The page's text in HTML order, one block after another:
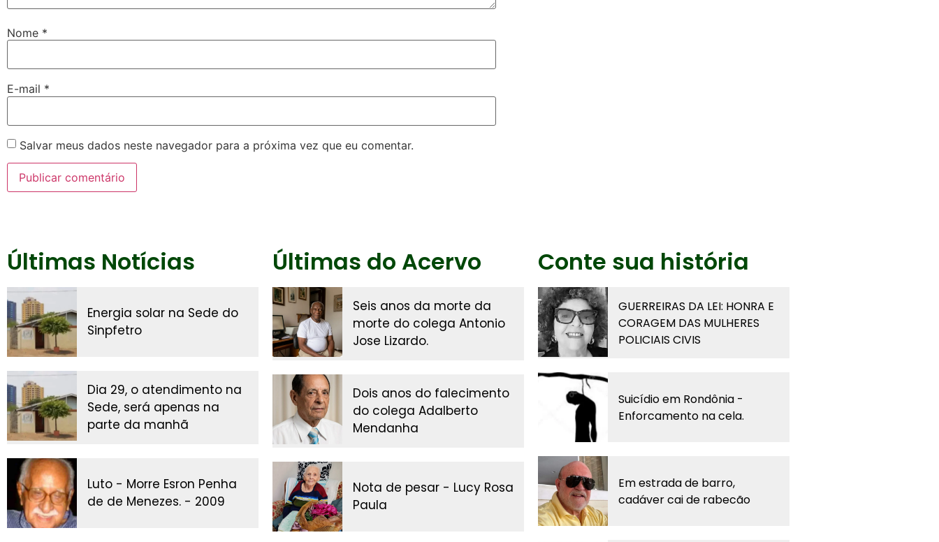
Nome *
E-mail *
Salvar meus dados neste navegador para a próxima vez que eu comentar.
Últimas Notícias
Energia solar na Sede do
Sinpfetro
Dia 29, o atendimento na
Sede, será apenas na
parte da manhã
Luto - Morre Esron Penha
de de Menezes. - 2009
Últimas do Acervo
Seis anos da morte da
morte do colega Antonio
Jose Lizardo.
Dois anos do falecimento
do colega Adalberto
Mendanha
Nota de pesar - Lucy Rosa
Paula
Conte sua história
GUERREIRAS DA LEI: HONRA E
CORAGEM DAS MULHERES
POLICIAIS CIVIS
Suicídio em Rondônia -
Enforcamento na cela.
Em estrada de barro,
cadáver cai de rabecão